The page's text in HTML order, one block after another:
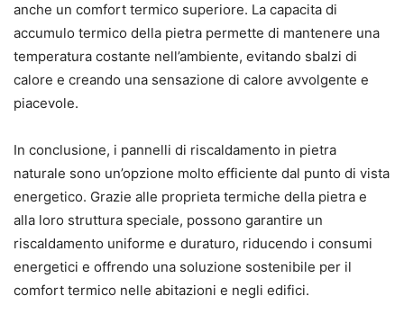
anche un comfort termico superiore. La capacita di
accumulo termico della pietra permette di mantenere una
temperatura costante nell’ambiente, evitando sbalzi di
calore e creando una sensazione di calore avvolgente e
piacevole.
In conclusione, i pannelli di riscaldamento in pietra
naturale sono un’opzione molto efficiente dal punto di vista
energetico. Grazie alle proprieta termiche della pietra e
alla loro struttura speciale, possono garantire un
riscaldamento uniforme e duraturo, riducendo i consumi
energetici e offrendo una soluzione sostenibile per il
comfort termico nelle abitazioni e negli edifici.